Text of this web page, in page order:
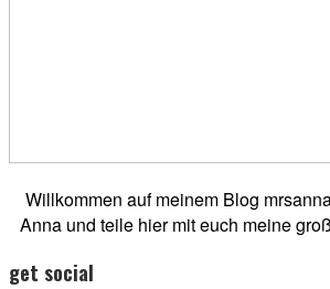
Willkommen auf meinem Blog
Anna und teile hier mit euch meine
get social